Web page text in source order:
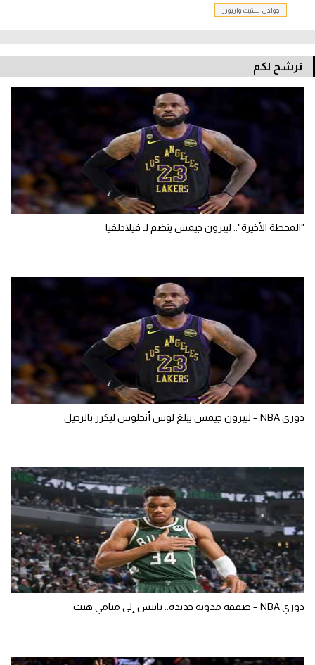
جولدن ستيت واريورز
نرشح لكم
"المحطة الأخيرة".. ليبرون جيمس ينضم لـ فيلادلفيا
دوري NBA – ليبرون جيمس يبلغ لوس أنجلوس ليكرز بالرحيل
دوري NBA – صفقة مدوية جديدة.. يانيس إلى ميامي هيت